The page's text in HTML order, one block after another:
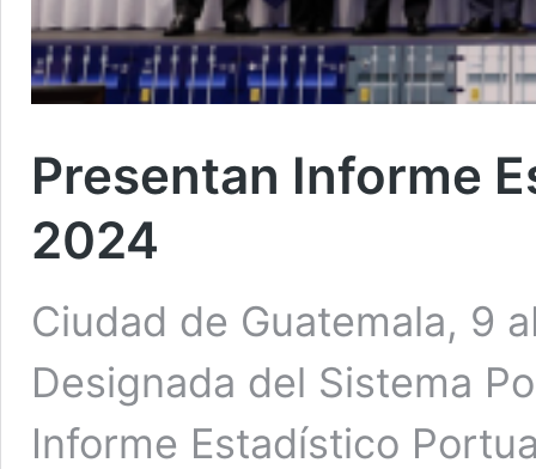
Presentan Informe
2024
Ciudad de Guatemala, 9
Designada del Sistema
Informe Estadístico